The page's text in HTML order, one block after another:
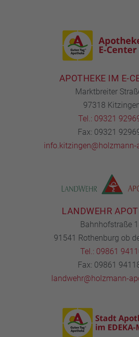
APOTHEKE IM E-
Marktbreiter
97318
Tel.: 09321
Fax: 09321
info.kitzingen@holzmann-
LANDWEHR
Bahnhofstraße
91541 Rothenburg ob
Tel.: 09861
Fax: 09861
landwehr@holzmann-